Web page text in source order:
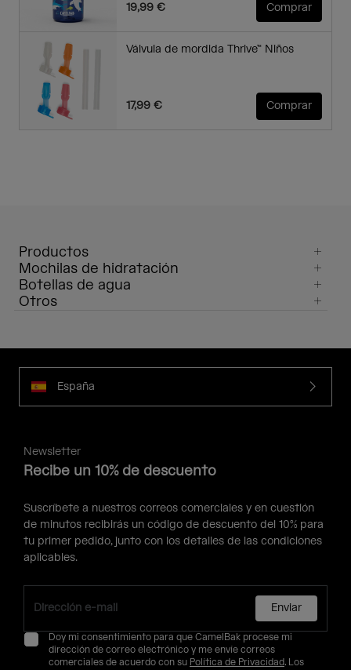
19,99 €
Comprar
Válvula de mordida Thrive™ Niños
17,99 € Comprar
Productos
Mochilas de hidratación
Botellas de agua
Otros
España
Newsletter
Recibe un 10% de descuento
Suscríbete a nuestros correos comerciales y en cuestión
de minutos recibirás un código de descuento del 10% para
tu primer pedido, junto con los detalles de las condiciones
aplicables.
Enviar
Doy mi consentimiento para que CamelBak procese mi
dirección de correo electrónico y me envíe correos
comerciales de acuerdo con su Política de Privacidad. Los